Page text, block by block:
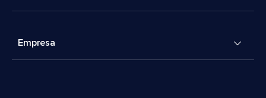
Empresa